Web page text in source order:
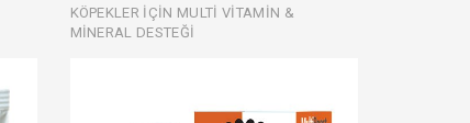
KÖPEKLER İÇİN MULTİ VİTAMİN &
MİNERAL DESTEĞİ